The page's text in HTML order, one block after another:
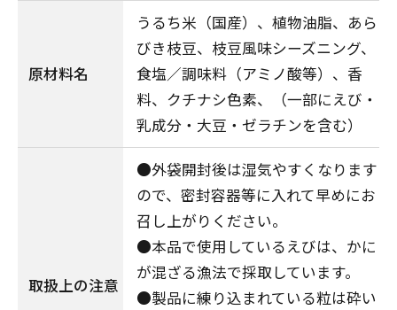
原材料名
うるち米（国産）、植物油脂、あら
びき枝豆、枝豆風味シーズニング、
食塩／調味料（アミノ酸等）、香
料、クチナシ色素、（一部にえび・
乳成分・大豆・ゼラチンを含む）
取扱上の注意
●外袋開封後は湿気やすくなります
ので、密封容器等に入れて早めにお
召し上がりください。
●本品で使用しているえびは、かに
が混ざる漁法で採取しています。
●製品に練り込まれている粒は砕い